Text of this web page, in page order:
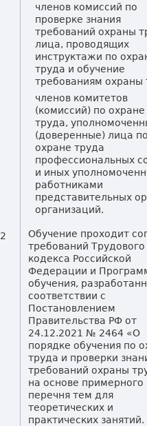
2
членов комиссий по
проверке знания
требований охраны
лица, проводящих
инструктажи по
труда и обучение
требованиям охраны
членов комитетов
(комиссий) по охране
труда,
(доверенные) лица по
охране труда
профессиональных
и иных
работниками
представительных
организаций.
Обучение проходит
требований Трудового
кодекса Российской
Федерации и
обучения,
соответствии с
Постановлением
Правительства РФ от
24.12.2021 № 2464 «О
порядке обучения по
труда и проверки
требований охраны
на основе примерного
перечня тем для
теоретических и
практических занятий.